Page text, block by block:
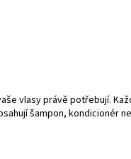
vlasy právě potřebují.
šampon, kondicionér